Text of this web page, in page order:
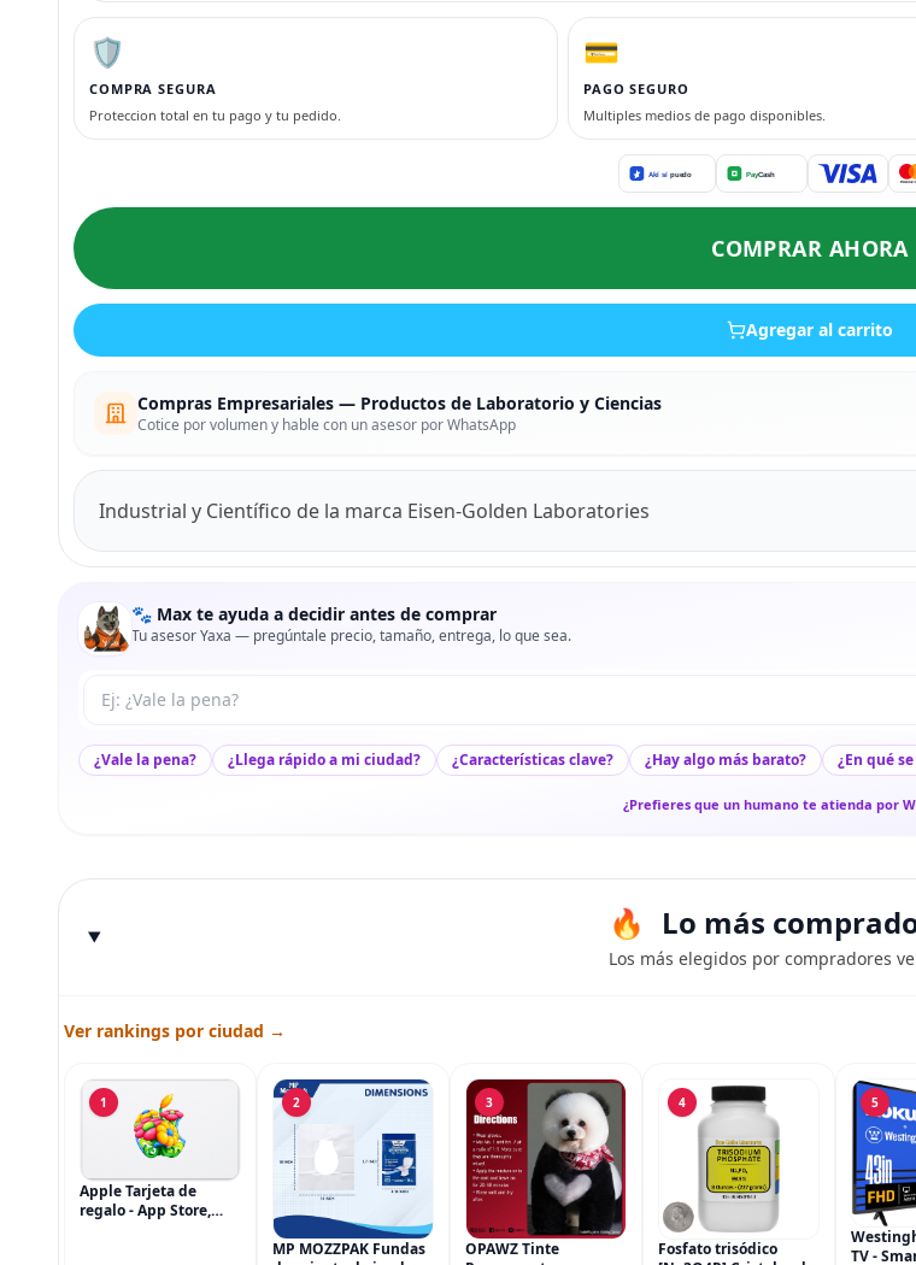
🛡️
COMPRA SEGURA
Proteccion total en tu pago y tu pedido.
💳
PAGO SEGURO
Multiples medios de pago disponibles.
COMPRAR AHORA
Agregar al carrito
Compras Empresariales — Productos de Laboratorio y Ciencias
Cotice por volumen y hable con un asesor por WhatsApp
Industrial y Científico de la marca Eisen-Golden Laboratories
🐾 Max te ayuda a decidir antes de comprar
Tu asesor Yaxa — pregúntale precio, tamaño, entrega, lo que sea.
Tu pregunta a Max
¿Vale la pena? ¿Llega rápido a mi ciudad? ¿Características clave? ¿Hay algo más barato? ¿En qué
¿Prefieres que un humano te atienda por
Lo más
Los más elegidos por compradores
Ver rankings por ciudad →
1
Apple Tarjeta de
regalo - App Store,
2
MP MOZZPAK Fundas
3
OPAWZ Tinte
4
Fosfato trisódico
5
TV -